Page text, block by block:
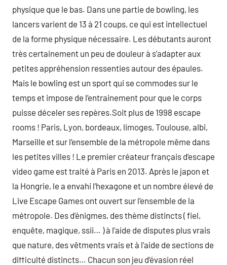
physique que le bas. Dans une partie de bowling, les
lancers varient de 13 à 21 coups, ce qui est intellectuel
de la forme physique nécessaire. Les débutants auront
très certainement un peu de douleur à s’adapter aux
petites appréhension ressenties autour des épaules.
Mais le bowling est un sport qui se commodes sur le
temps et impose de l’entrainement pour que le corps
puisse déceler ses repères.Soit plus de 1998 escape
rooms ! Paris, Lyon, bordeaux, limoges, Toulouse, albi,
Marseille et sur l’ensemble de la métropole même dans
les petites villes ! Le premier créateur français d’escape
video game est traité à Paris en 2013. Après le japon et
la Hongrie, le a envahi l’hexagone et un nombre élevé de
Live Escape Games ont ouvert sur l’ensemble de la
métropole. Des d’énigmes, des thème distincts ( fiel,
enquête, magique, ssii… ) à l’aide de disputes plus vrais
que nature, des vêtments vrais et à l’aide de sections de
difficulté distincts… Chacun son jeu d’évasion réel